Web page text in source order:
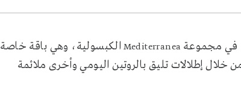
في مجموعة Mediterranea الكبسولية، وهي باقة خاصة
خلال إطلالات تليق بالروتين اليومي وأخرى ملائمة